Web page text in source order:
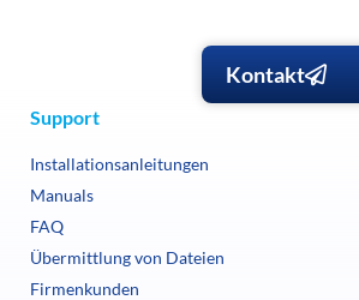
Kontakt
Support
Installationsanleitungen
Manuals
FAQ
Übermittlung von Dateien
Firmenkunden